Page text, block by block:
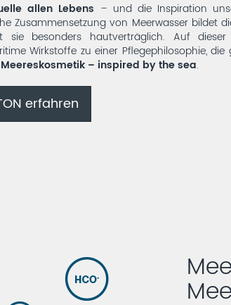
allen Lebens – und die Inspiration
Zusammensetzung von Meerwasser bildet
sie besonders hautverträglich. Auf
Wirkstoffe zu einer Pflegephilosophie, die
Meereskosmetik – inspired by the sea.
erfahren